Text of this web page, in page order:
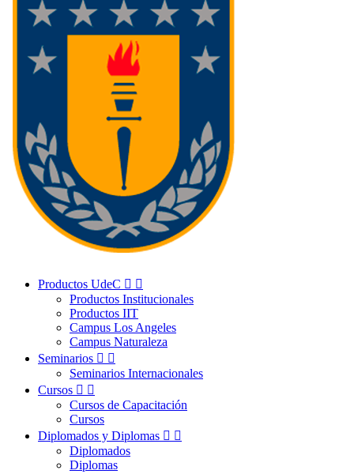
Productos UdeC  
Productos Institucionales
Productos IIT
Campus Los Angeles
Campus Naturaleza
Seminarios  
Seminarios Internacionales
Cursos  
Cursos de Capacitación
Cursos
Diplomados y Diplomas  
Diplomados
Diplomas